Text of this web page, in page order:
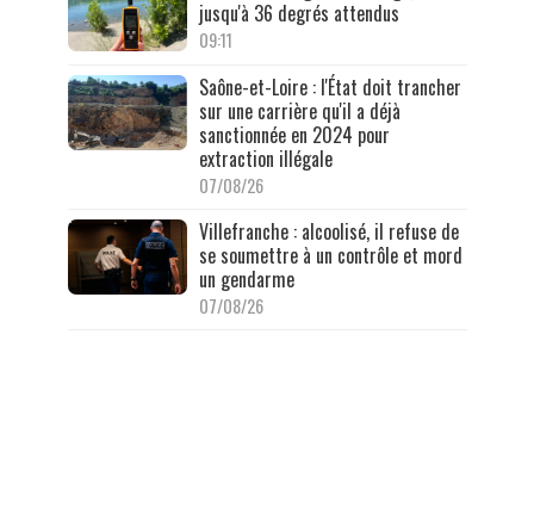
jusqu'à 36 degrés attendus
09:11
Saône-et-Loire : l'État doit trancher
sur une carrière qu'il a déjà
sanctionnée en 2024 pour
extraction illégale
07/08/26
Villefranche : alcoolisé, il refuse de
se soumettre à un contrôle et mord
un gendarme
07/08/26